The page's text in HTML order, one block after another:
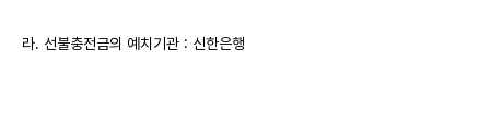
라. 선불충전금의 예치기관 : 신한은행